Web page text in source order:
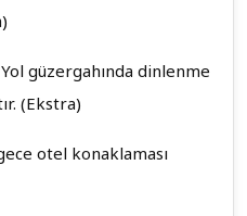
Yol güzergahında dinlenme
(Ekstra)
otel konaklaması